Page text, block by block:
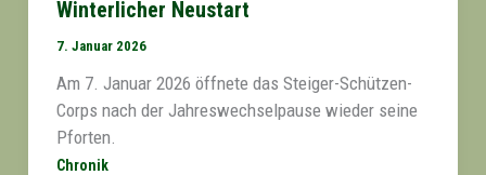
Winterlicher Neustart
7. Januar 2026
Am 7. Januar 2026 öffnete das Steiger-Schützen-
Corps nach der Jahreswechselpause wieder seine
Pforten.
Chronik